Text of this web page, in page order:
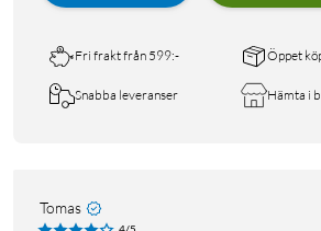
Fri frakt från 599:- Öppet
Snabba leveranser Hämta i
Tomas